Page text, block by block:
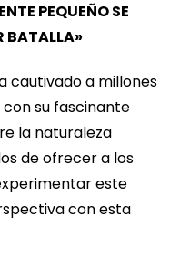
PEQUEÑO SE
BATALLA»
cautivado a millones
su fascinante
la naturaleza
de ofrecer a los
este
con esta